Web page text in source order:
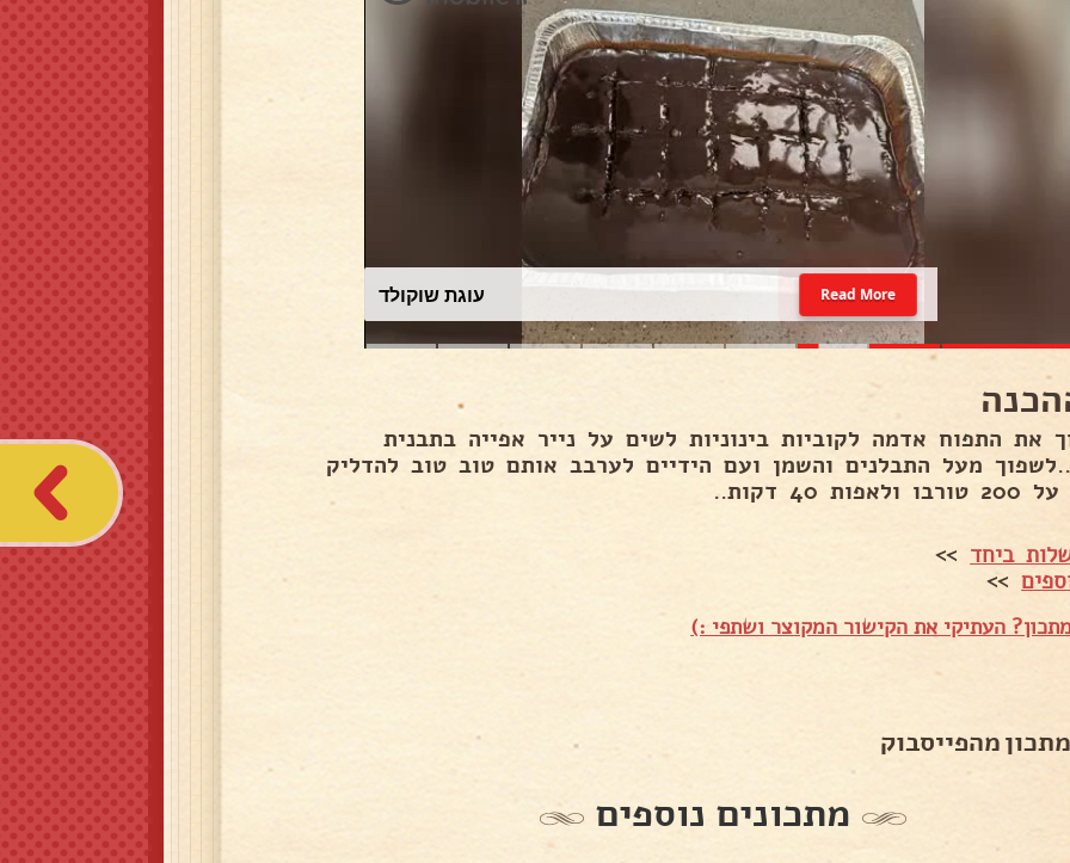
עוגת שוקולד Read More
את התפוח אדמה לקוביות בינוניות לשים על נייר אפייה בתבנית
מעל התבלנים והשמן ועם הידיים לערבב אותם טוב טוב להדליק
40 דקות..
ביחד>>
>>
העתיקי את הקישור המקוצר ושתפי :)
מהפייסבוק
מתכונים נוספים